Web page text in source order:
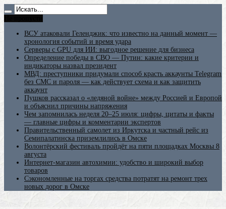
ВСУ атаковали Геленджик: что известно на данный момент —
хронология событий и время удара
Серверы с GPU для ИИ: выгодное решение для бизнеса
Определение победы в СВО — Путин: какие критерии и
индикаторы назвал президент
МВД: преступники придумали способ красть аккаунты Telegram
без СМС и пароля — как действует схема и как защитить
аккаунт
Пушков рассказал о «ледяной войне» между Россией и Европой
и объяснил причины напряжения
Чем запомнилась неделя 20–25 июля: цифры, цитаты и факты
— главные цифры и комментарии экспертов
Правительственный самолет из Иркутска и частный рейс из
Семипалатинска приземлились в Омске
Волонтёрский фестиваль пройдёт на пяти площадках Москвы 8
августа
Интернет-магазин автохимии: удобство и широкий выбор
товаров
Сэкономленные на торгах средства потратят на ремонт трех
новых дорог в Омске